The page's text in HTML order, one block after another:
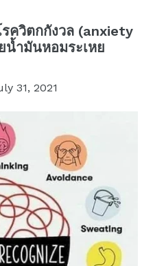
ควิตกกังวล (anxiety
น้ำมันหอมระเหย
31, 2021